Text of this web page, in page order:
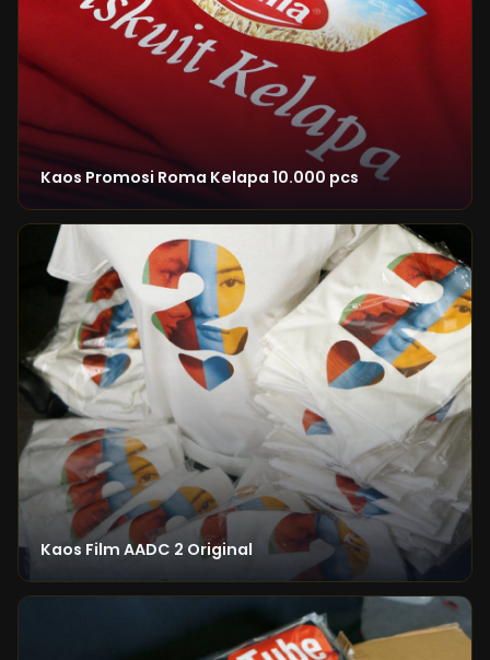
Kaos Promosi Roma Kelapa 10.000 pcs
Kaos Film AADC 2 Original